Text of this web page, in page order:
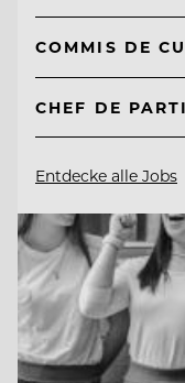
COMMIS DE
CHEF DE
Entdecke alle Jobs